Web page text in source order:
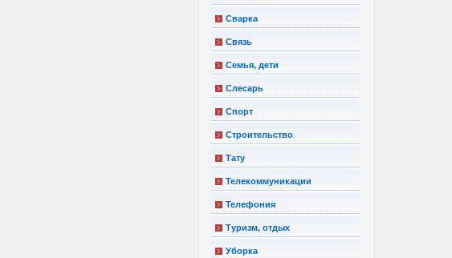
Сварка
Связь
Семья, дети
Слесарь
Спорт
Строительство
Тату
Телекоммуникации
Телефония
Туризм, отдых
Уборка